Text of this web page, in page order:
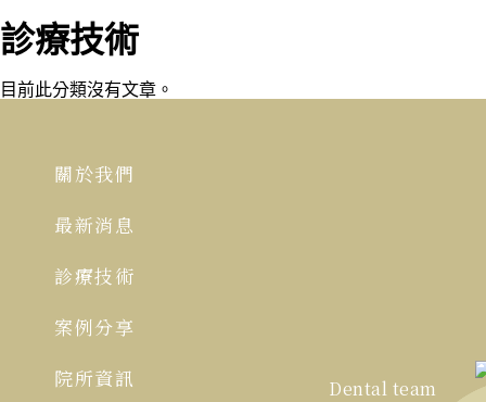
診療技術
目前此分類沒有文章。
關於我們
最新消息
診療技術
案例分享
院所資訊
Dental team